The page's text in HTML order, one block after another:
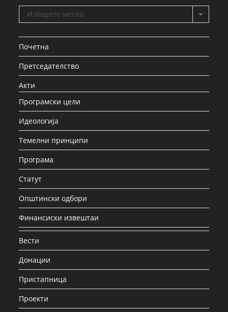
Изберете месец
Почетна
Претседателство
Акти
Програмски цели
Идеологија
Темелни принципи
Програма
Статут
Општински одбори
Финансиски извештаи
Вести
Донации
Пристапница
Проекти